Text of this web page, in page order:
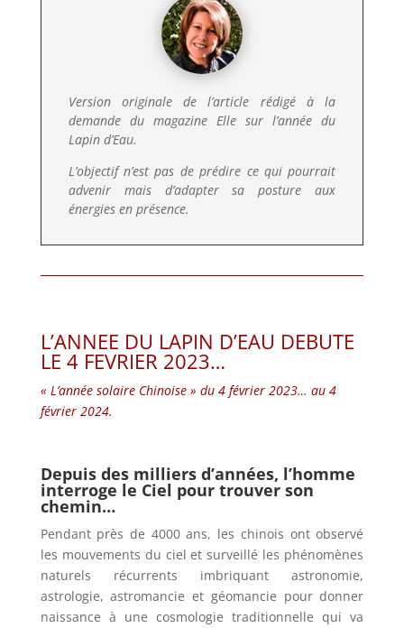
Version originale de l’article rédigé à la
demande du magazineElle sur l’année du
Lapin d’Eau.
L’objectif n’est pas de prédire ce qui pourrait
advenir mais d’adapter sa posture aux
énergies en présence.
L’ANNEE DU LAPIN D’EAU DEBUTE
LE 4 FEVRIER 2023…
« L’année solaire Chinoise » du 4 février 2023… au 4
février 2024.
Depuis des milliers d’années, l’homme
interroge le Ciel pour trouver son
chemin…
Pendant près de 4000 ans, les chinois ont observé
les mouvements du ciel et surveillé les phénomènes
naturels récurrents imbriquant astronomie,
astrologie, astromancie et géomancie pour donner
naissance à une cosmologie traditionnelle qui va